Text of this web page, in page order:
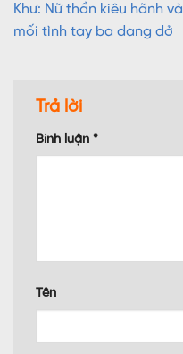
Khư: Nữ thần kiêu hãnh và
mối tình tay ba dang dở
Trả lời
Bình luận *
Tên